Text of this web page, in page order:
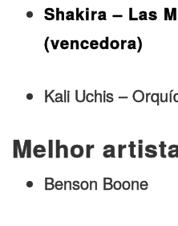
Shakira – Las
(vencedora)
Kali Uchis –
Melhor
Benson Boone